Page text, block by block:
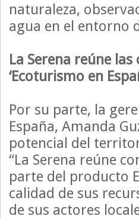
naturaleza,
agua en el entorno
La Serena reúne
‘Ecoturismo en
Por su parte, la
España, Amanda
potencial del
“La Serena reúne
parte del producto
calidad de sus
de sus actores